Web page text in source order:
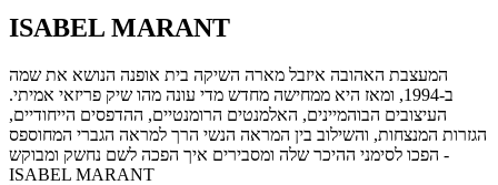
ISABEL MARANT
המעצבת האהובה איזבל מארה השיקה בית אופנה הנושא את שמה
ב-1994, ומאז היא ממחישה מחדש מדי עונה מהו שיק פריזאי אמיתי.
העיצובים הבוהמיינים, האלמנטים הרומנטיים, ההדפסים הייחודיים,
הגזרות המנצחות, והשילוב בין המראה הנשי הרך למראה הגברי המחוספס
- הפכו לסימני ההיכר שלה ומסבירים איך הפכה לשם נחשק ומבוקש
ISABEL MARANT